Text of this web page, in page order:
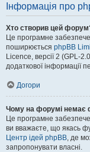
Інформація про
Хто створив цей
Це програмне
поширюється phpBB
Licence, версії 2 (GPL-
додаткової інформації
Догори
Чому на форумі немає
Це програмне
ви вважаєте, що якась
Центр ідей phpBB, де
запропонувати власні.